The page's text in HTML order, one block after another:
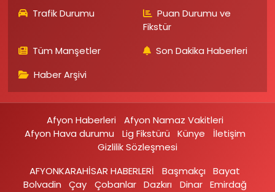
Trafik Durumu
Puan Durumu ve
Fikstür
Tüm Manşetler
Son Dakika Haberleri
Haber Arşivi
Afyon Haberleri
Afyon Namaz Vakitleri
Afyon Hava durumu
Lig Fikstürü Künye
İletişim
Gizlilik Sözleşmesi
AFYONKARAHİSAR HABERLERİ
Başmakçı
Bayat
Bolvadin
Çay Çobanlar Dazkırı Dinar Emirdağ‎